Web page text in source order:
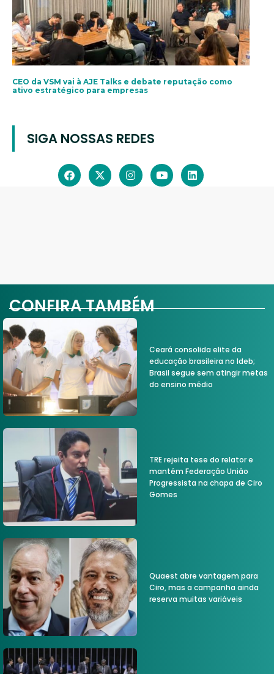
CEO da VSM vai à AJE Talks e debate reputação como
ativo estratégico para empresas
SIGA NOSSAS REDES
CONFIRA TAMBÉM
Ceará consolida elite da
educação brasileira no Ideb;
Brasil segue sem atingir metas
do ensino médio
TRE rejeita tese do relator e
mantém Federação União
Progressista na chapa de Ciro
Gomes
Quaest abre vantagem para
Ciro, mas a campanha ainda
reserva muitas variáveis